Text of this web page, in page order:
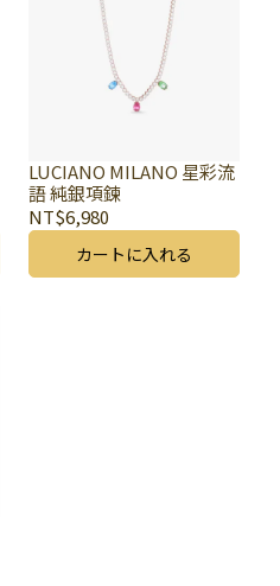
LUCIANO MILANO 星彩流
語 純銀項鍊
NT$6,980
カートに入れる